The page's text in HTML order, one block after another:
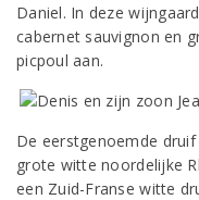
Daniel. In deze
cabernet sauvignon en
picpoul aan.
De eerstgenoemde
grote witte noordelijke
een Zuid-Franse witte